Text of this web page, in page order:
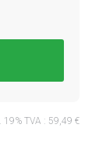
TVA : 59,49 €